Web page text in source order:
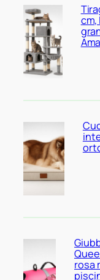
rosa